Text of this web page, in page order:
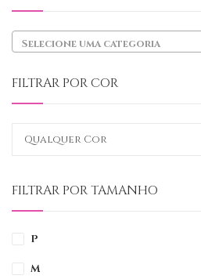
Selecione uma categoria
FILTRAR POR COR
FILTRAR POR TAMANHO
P
M